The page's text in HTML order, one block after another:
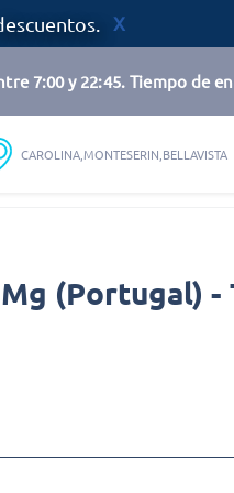
7:00 y 22:45. Tiempo de
CAROLINA,MONTESERIN,BELLAVISTA
(Portugal) -